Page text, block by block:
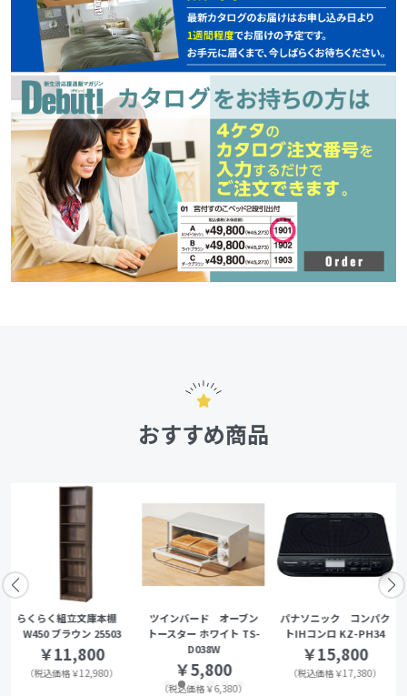
おすすめ商品
らくらく組立文庫本棚
W450 ブラウン 25503
￥11,800
（税込価格￥12,980）
ツインバード オーブン
トースター ホワイト TS-
D038W
￥5,800
（税込価格￥6,380）
パナソニック コンパク
トIHコンロ KZ-PH34
￥15,800
（税込価格￥17,380）